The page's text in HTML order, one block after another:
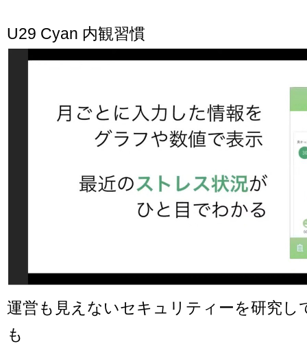
U29 Cyan 内観習慣
運営も見えないセキュリティーを研究し
も